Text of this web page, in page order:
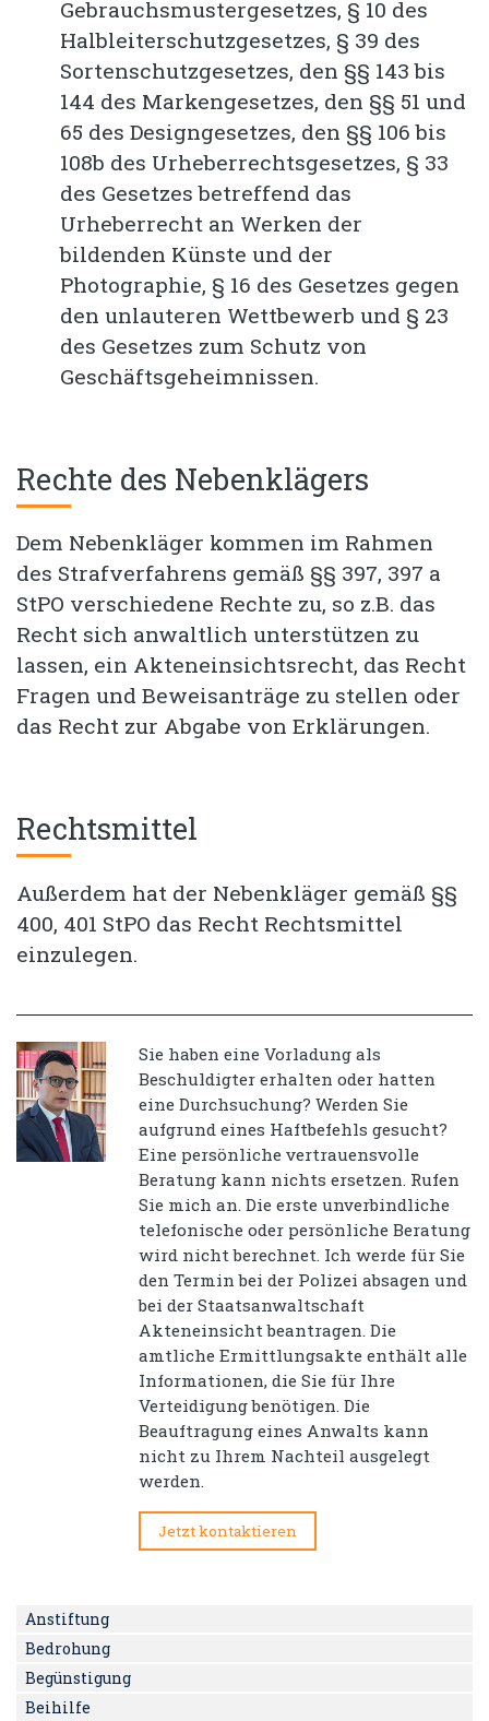
Gebrauchsmustergesetzes, § 10 des
Halbleiterschutzgesetzes, § 39 des
Sortenschutzgesetzes, den §§ 143 bis
144 des Markengesetzes, den §§ 51 und
65 des Designgesetzes, den §§ 106 bis
108b des Urheberrechtsgesetzes, § 33
des Gesetzes betreffend das
Urheberrecht an Werken der
bildenden Künste und der
Photographie, § 16 des Gesetzes gegen
den unlauteren Wettbewerb und § 23
des Gesetzes zum Schutz von
Geschäftsgeheimnissen.
Rechte des Nebenklägers
Dem Nebenkläger kommen im Rahmen
des Strafverfahrens gemäß §§ 397, 397 a
StPO verschiedene Rechte zu, so z.B. das
Recht sich anwaltlich unterstützen zu
lassen, ein Akteneinsichtsrecht, das Recht
Fragen und Beweisanträge zu stellen oder
das Recht zur Abgabe von Erklärungen.
Rechtsmittel
Außerdem hat der Nebenkläger gemäß §§
400, 401 StPO das Recht Rechtsmittel
einzulegen.
Sie haben eine Vorladung als
Beschuldigter erhalten oder hatten
eine Durchsuchung? Werden Sie
aufgrund eines Haftbefehls gesucht?
Eine persönliche vertrauensvolle
Beratung kann nichts ersetzen. Rufen
Sie mich an. Die erste unverbindliche
telefonische oder persönliche Beratung
wird nicht berechnet. Ich werde für Sie
den Termin bei der Polizei absagen und
bei der Staatsanwaltschaft
Akteneinsicht beantragen. Die
amtliche Ermittlungsakte enthält alle
Informationen, die Sie für Ihre
Verteidigung benötigen. Die
Beauftragung eines Anwalts kann
nicht zu Ihrem Nachteil ausgelegt
werden.
Jetzt kontaktieren
Anstiftung
Bedrohung
Begünstigung
Beihilfe